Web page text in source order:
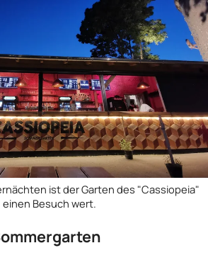
ist der Garten des "Cassiopeia"
einen Besuch wert.